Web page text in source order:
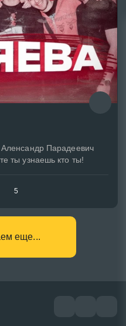
Парадеевич
ты узнаешь кто ты!
5
еще...